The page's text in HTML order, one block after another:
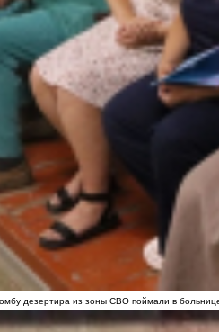
дезертира из зоны СВО поймали в